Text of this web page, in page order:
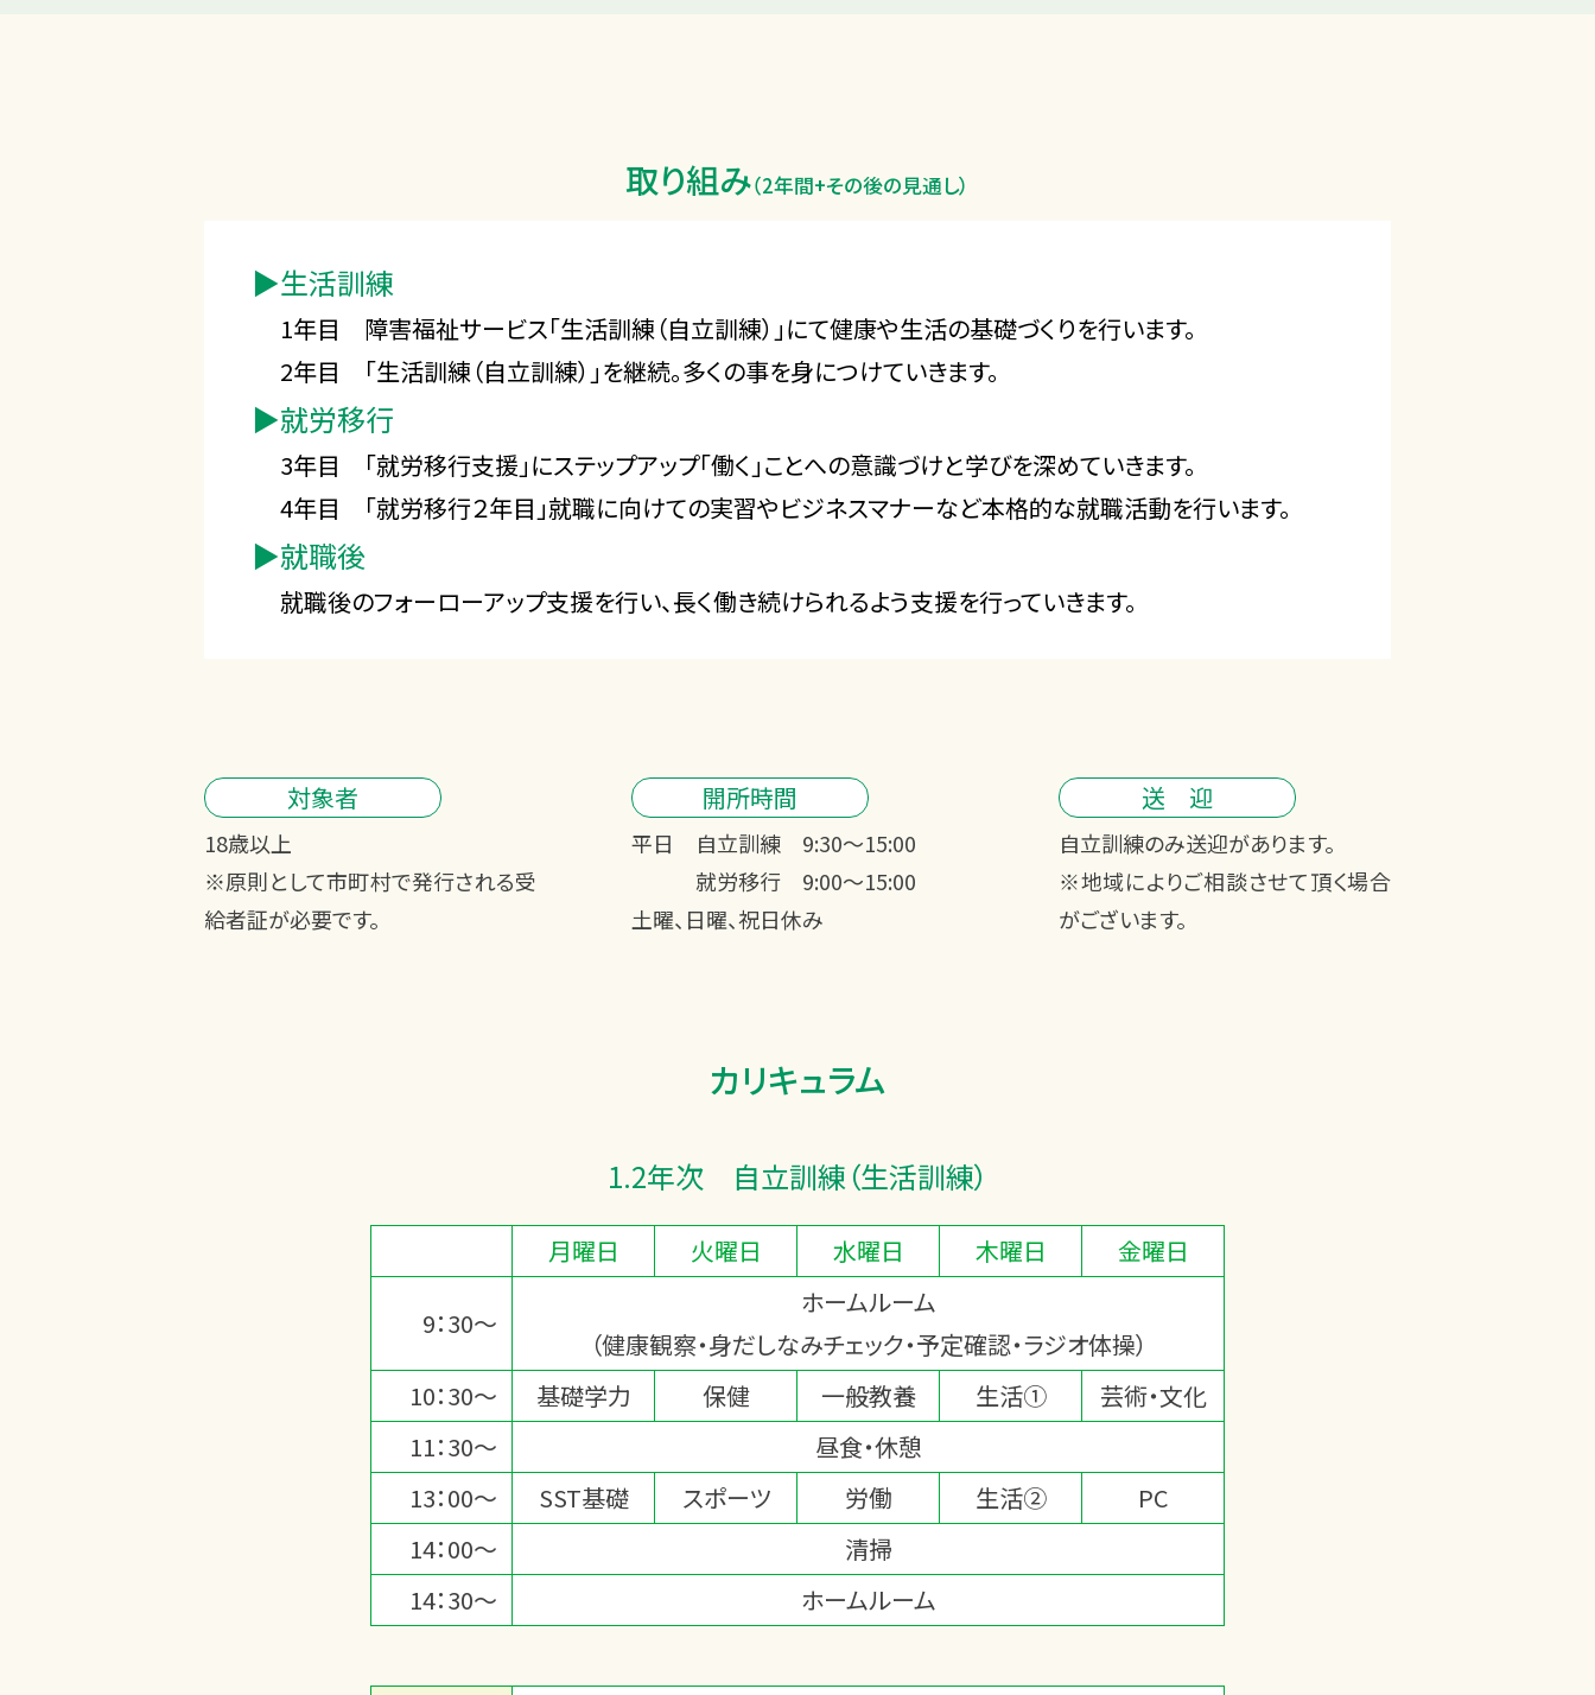
取り組み（2年間+その後の見通し）
▶︎生活訓練
1年目 障害福祉サービス「生活訓練（自立訓練）」にて健康や生活の基礎づくりを行います。
2年目 「生活訓練（自立訓練）」を継続。多くの事を身につけていきます。
▶︎就労移行
3年目 「就労移行支援」にステップアップ「働く」ことへの意識づけと学びを深めていきます。
4年目 「就労移行２年目」就職に向けての実習やビジネスマナーなど本格的な就職活動を行います。
▶︎就職後
就職後のフォーローアップ支援を行い、長く働き続けられるよう支援を行っていきます。
対象者
18歳以上
※原則として市町村で発行される受
給者証が必要です。
開所時間
平日 自立訓練 9:30～15:00
就労移行 9:00～15:00
土曜、日曜、祝日休み
送 迎
自立訓練のみ送迎があります。
※地域によりご相談させて頂く場合
がございます。
カリキュラム
1.2年次 自立訓練（生活訓練）
月曜日 火曜日 水曜日 木曜日 金曜日
9：30～
ホームルーム
（健康観察・身だしなみチェック・予定確認・ラジオ体操）
10：30～
基礎学力 保健 一般教養 生活①
芸術・文化
11：30～
昼食・休憩
13：00～
SST基礎 スポーツ 労働 生活②
PC
14：00～
清掃
14：30～
ホームルーム